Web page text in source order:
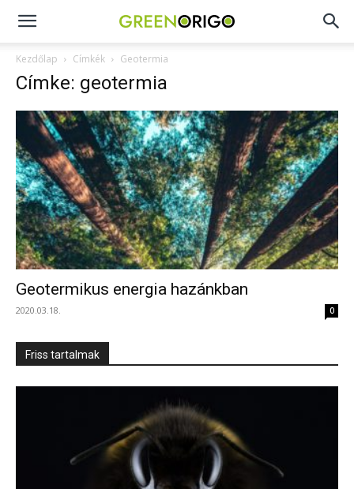
Green
Origo
portál
Kezdőlap Címkék Geotermia
Címke: geotermia
Geotermikus energia hazánkban
2020.03.18. 0
Friss tartalmak